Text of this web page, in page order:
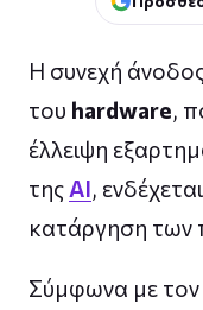
Η συνεχή
του hardware,
έλλειψη
της AI,
κατάργηση των
Σύμφωνα με τον